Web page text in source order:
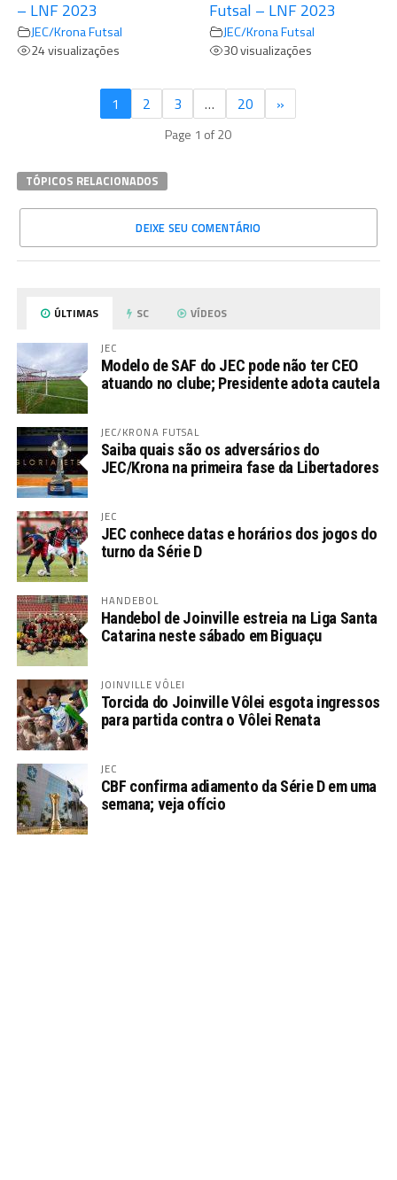
– LNF 2023
JEC/Krona Futsal
24 visualizações
Futsal – LNF 2023
JEC/Krona Futsal
30 visualizações
1 2 3 … 20 »
Page 1 of 20
TÓPICOS RELACIONADOS
DEIXE SEU COMENTÁRIO
ÚLTIMAS SC VÍDEOS
JEC
Modelo de SAF do JEC pode não ter CEO
atuando no clube; Presidente adota cautela
JEC/KRONA FUTSAL
Saiba quais são os adversários do
JEC/Krona na primeira fase da Libertadores
JEC
JEC conhece datas e horários dos jogos do
turno da Série D
HANDEBOL
Handebol de Joinville estreia na Liga Santa
Catarina neste sábado em Biguaçu
JOINVILLE VÔLEI
Torcida do Joinville Vôlei esgota ingressos
para partida contra o Vôlei Renata
JEC
CBF confirma adiamento da Série D em uma
semana; veja ofício